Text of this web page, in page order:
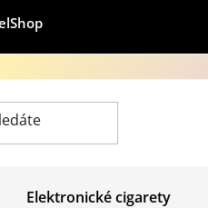
Elektronické cigarety